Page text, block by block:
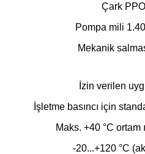
Çark
Pompa mili
Mekanik
İzin verilen
İşletme basıncı için
Maks. +40 °C ortam
-20...+120 °C